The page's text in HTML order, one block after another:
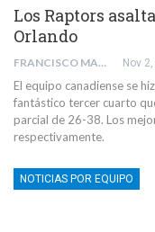
Los Raptors
Orlando
FRANCISCO MANUEL PIÑERO GOMEZ Nov
El equipo canadiense se
fantástico tercer cuarto
parcial de 26-38. Los
respectivamente.
NOTICIAS POR EQUIPO